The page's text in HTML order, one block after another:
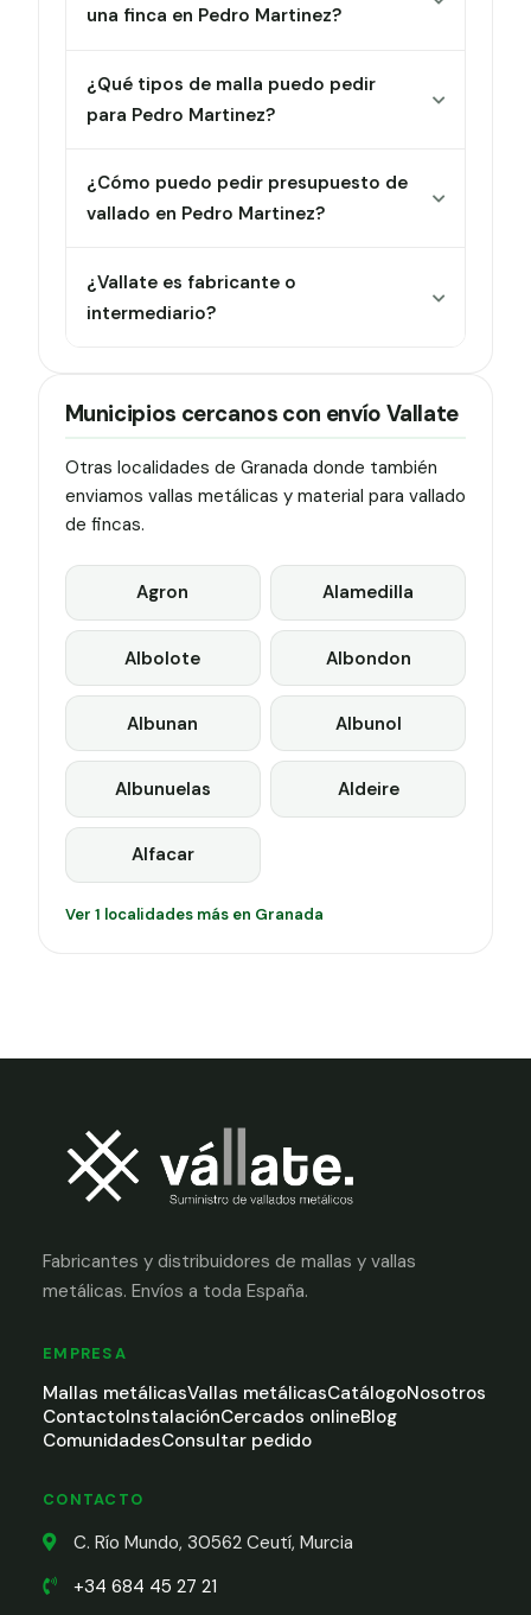
una finca en Pedro Martinez?
¿Qué tipos de malla puedo pedir
para Pedro Martinez?
¿Cómo puedo pedir presupuesto de
vallado en Pedro Martinez?
¿Vallate es fabricante o
intermediario?
Municipios cercanos con envío Vallate
Otras localidades de Granada donde también
enviamos vallas metálicas y material para vallado
de fincas.
Agron Alamedilla
Albolote Albondon
Albunan Albunol
Albunuelas Aldeire
Alfacar
Ver 1 localidades más en Granada
Fabricantes y distribuidores de mallas y vallas
metálicas. Envíos a toda España.
EMPRESA
Mallas metálicasVallas metálicasCatálogoNosotros
ContactoInstalaciónCercados onlineBlog
ComunidadesConsultar pedido
CONTACTO
C. Río Mundo, 30562 Ceutí, Murcia
+34 684 45 27 21